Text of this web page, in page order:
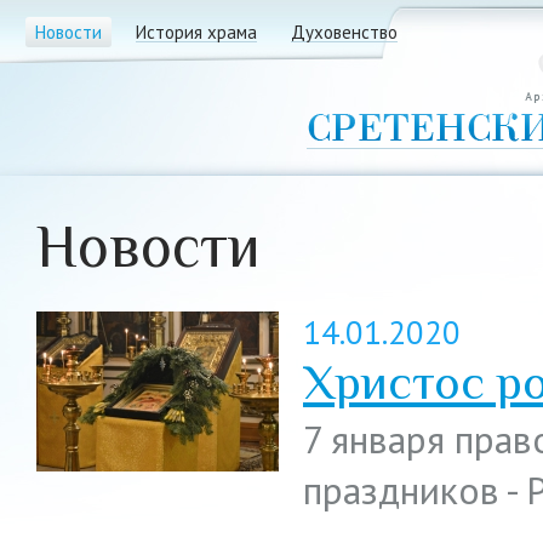
Новости История храма Духовенство
Новости
14.01.2020
Христос
7 января
праздников -